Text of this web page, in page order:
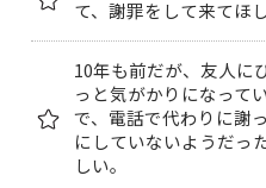
て、謝罪をして来てほし
10年も前だが、友人に
っと気がかりになって
で、電話で代わりに謝
にしていないようだっ
しい。